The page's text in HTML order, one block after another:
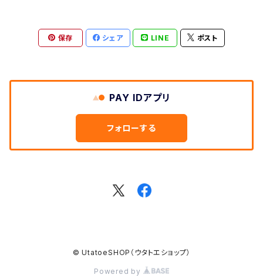
保存 シェア LINE ポスト
PAY IDアプリ
フォローする
© UtatoeSHOP（ウタトエショップ）
Powered by